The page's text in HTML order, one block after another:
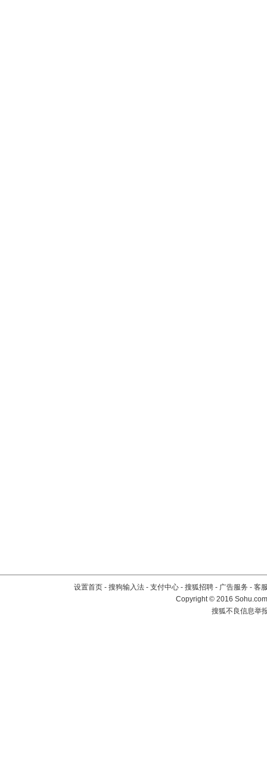
设置首页 - 搜狗输入法 - 支付中心 - 搜狐招聘 - 广告服务 - 客
Copyright©2016
搜狐不良信息举